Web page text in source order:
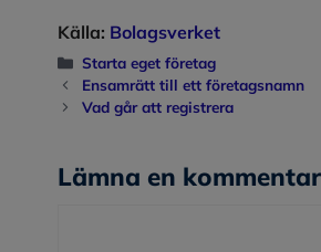
Källa: Bolagsverket
Kategorier
Starta eget företag
Ensamrätt till ett företagsnamn
Vad går att registrera
Lämna en kommentar